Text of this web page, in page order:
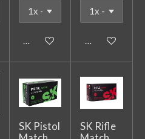
In den WarenkorbIn den
SK Pistol
SK Rifle